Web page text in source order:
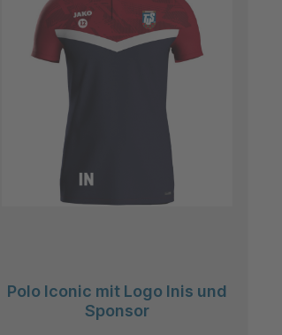
Polo Iconic mit Logo Inis und
Sponsor